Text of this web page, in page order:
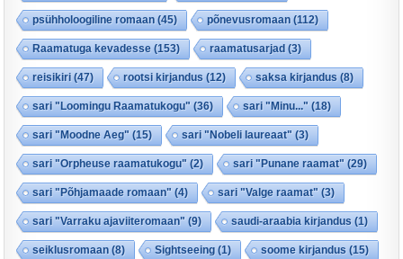
psühholoogiline romaan (45) põnevusromaan (112)
Raamatuga kevadesse (153) raamatusarjad (3)
reisikiri (47) rootsi kirjandus (12) saksa kirjandus (8)
sari "Loomingu Raamatukogu" (36) sari "Minu..." (18)
sari "Moodne Aeg" (15) sari "Nobeli laureaat" (3)
sari "Orpheuse raamatukogu" (2) sari "Punane raamat" (29)
sari "Põhjamaade romaan" (4) sari "Valge raamat" (3)
sari "Varraku ajaviiteromaan" (9) saudi-araabia kirjandus (1)
seiklusromaan (8) Sightseeing (1) soome kirjandus (15)